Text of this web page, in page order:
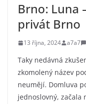
Brno: Luna
privát Brno
13 října, 2024 a7a7
Taky nedávná
zkomolený název
neumějí. Domluva
jednoslovný, začala